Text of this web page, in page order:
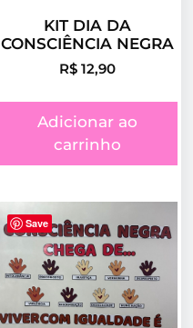
KIT DIA DA
CONSCIÊNCIA NEGRA
R$ 12,90
Adicionar ao
carrinho
Save